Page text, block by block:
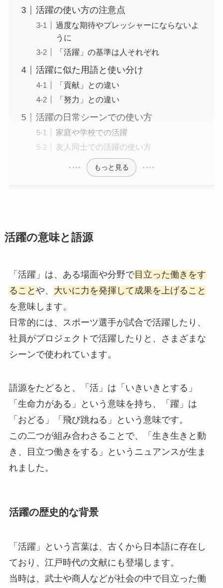
活躍の使い方の注意点
過度な期待やプレッシャーにならないよ
うに
「活躍」の基準は人それぞれ
活躍に似た用語と使い分け
「貢献」との違い
「努力」との違い
活躍の日常シーンでの使い方
家庭や学校での活躍
友人同士での活躍の使い方
もっと見る
活躍の意味と語源
「活躍」は、ある場面や分野で目立った働きをす
ること や、 大いに力を発揮して成果を上げること
を意味します。
日常的には、スポーツ選手が試合で活躍したり、
社員がプロジェクトで活躍したりと、さまざまな
シーンで使われています。
語源をたどると、「活」は「いきいきとする」
「生命力がある」という意味を持ち、「躍」は
「おどる」「飛び跳ねる」という意味です。
この二つが組み合わさることで、「生き生きと動
き、目立つ働きをする」というニュアンスが生ま
れました。
活躍の歴史的な背景
「活躍」という言葉は、古くから日本語に存在し
ており、江戸時代の文献にも登場します。
当時は、武士や商人などが社会の中で目立った働